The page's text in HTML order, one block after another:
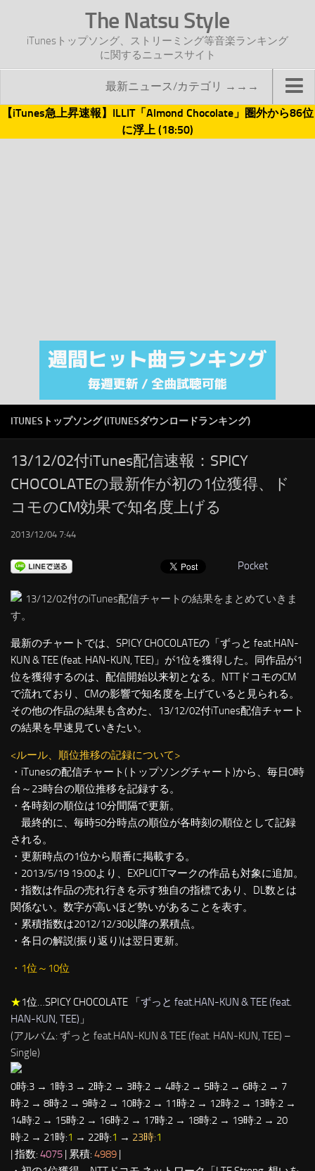
The Natsu Style
iTunesトップソング、ストリーミング等音楽ランキング
に関するニュースサイト
最新ニュース/カテゴリ →→→
TOP
注目カテゴリ
オリジナルiTunes週間トップソング
RSS
LINKS
【iTunes急上昇速報】ILLIT「Almond Chocolate」圏外から86位
に浮上 (18:50)
ITUNESトップソング (ITUNESダウンロードランキング)
13/12/02付iTunes配信速報：SPICY
CHOCOLATEの最新作が初の1位獲得、ド
コモのCM効果で知名度上げる
2013/12/04 7:44
Pocket
13/12/02付のiTunes配信チャートの結果をまとめていきま
す。
最新のチャートでは、SPICY CHOCOLATEの「ずっと feat.HAN-
KUN & TEE (feat. HAN-KUN, TEE)」が1位を獲得した。同作品が1
位を獲得するのは、配信開始以来初となる。NTTドコモのCM
で流れており、CMの影響で知名度を上げていると見られる。
その他の作品の結果も含めた、13/12/02付iTunes配信チャート
の結果を早速見ていきたい。
<ルール、順位推移の記録について>
・iTunesの配信チャート(トップソングチャート)から、毎日0時
台～23時台の順位推移を記録する。
・各時刻の順位は10分間隔で更新。
最終的に、毎時50分時点の順位が各時刻の順位として記録
される。
・更新時点の1位から順番に掲載する。
・2013/5/19 19:00より、EXPLICITマークの作品も対象に追加。
・指数は作品の売れ行きを示す独自の指標であり、DL数とは
関係ない。数字が高いほど勢いがあることを表す。
・累積指数は2012/12/30以降の累積点。
・各日の解説(振り返り)は翌日更新。
・1位～10位
★1位…SPICY CHOCOLATE 「ずっと feat.HAN-KUN & TEE (feat.
HAN-KUN, TEE) 」
(アルバム: ずっと feat.HAN-KUN & TEE (feat. HAN-KUN, TEE) –
Single)
0時:3 → 1時:3 → 2時:2 → 3時:2 → 4時:2 → 5時:2 → 6時:2 → 7
時:2 → 8時:2 → 9時:2 → 10時:2 → 11時:2 → 12時:2 → 13時:2 →
14時:2 → 15時:2 → 16時:2 → 17時:2 → 18時:2 → 19時:2 → 20
時:2 → 21時:1 → 22時:1 → 23時:1
| 指数: 4075 | 累積: 4989 |